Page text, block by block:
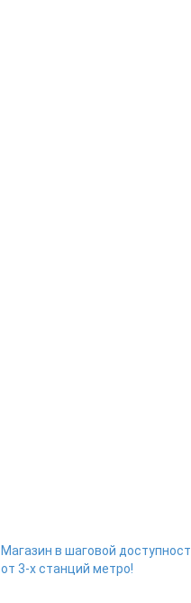
Магазин в шаговой
от 3-х станций метро!